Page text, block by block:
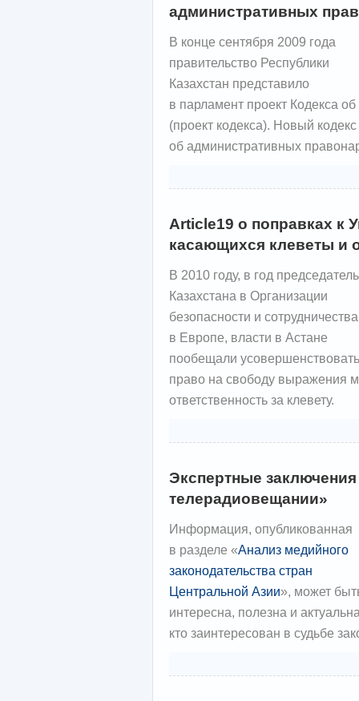
административных
В конце сентября 2009 года
правительство Республики
Казахстан представило
в парламент проект Кодекса
(проект кодекса). Новый
об административных
Article19 о поправках к
касающихся клеветы и
В 2010 году, в год
Казахстана в Организации
безопасности и сотрудничества
в Европе, власти в Астане
пообещали
право на свободу выражения
ответственность за клевету.
Экспертные
телерадиовещании»
Информация, опубликованная
в разделе «Анализ медийного
законодательства стран
Центральной Азии», может
интересна, полезна и
кто заинтересован в судьбе